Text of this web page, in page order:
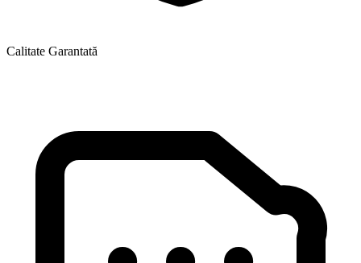
Calitate Garantată